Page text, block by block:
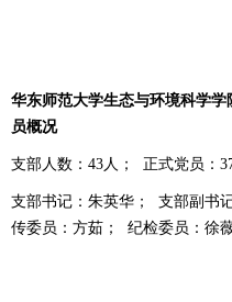
华东师范大学生态与环境科学学
员概况
支部人数： 43人； 正式党员：
支部书记：朱英华； 支部副书
传委员：方茹；
纪检委员：徐